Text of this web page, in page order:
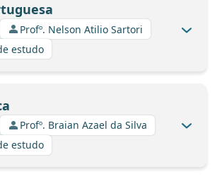
Profº. Nelson Atilio Sartori
estudo
Profº. Braian Azael da Silva
estudo